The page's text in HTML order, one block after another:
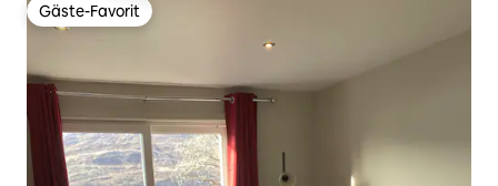
Gäste-Favorit
Gäste-Favorit